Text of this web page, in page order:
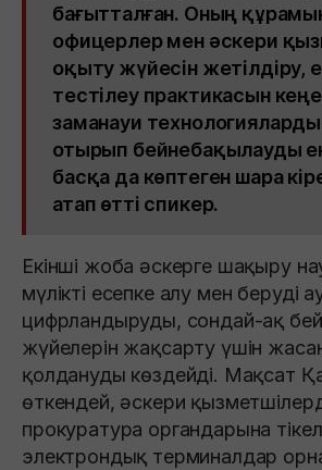
бағытталған. Оның
офицерлер мен әскери
оқыту жүйесін жетілдіру,
тестілеу практикасын
заманауи
отырып бейнебақылауды
басқа да көптеген шара
атап өтті спикер.
Екінші жоба әскерге шақыру
мүлікті есепке алу мен беруді
цифрландыруды, сондай-ақ
жүйелерін жақсарту үшін
қолдануды көздейді. Мақсат
өткендей, әскери
прокуратура органдарына
электрондық терминалдар